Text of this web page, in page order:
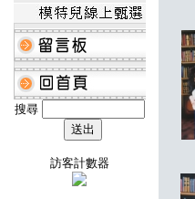
搜尋
訪客計數器